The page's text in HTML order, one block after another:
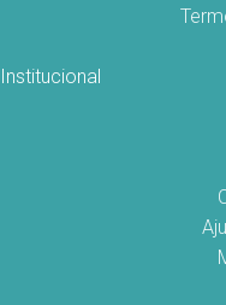
Institucional